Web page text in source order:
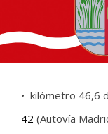
• kilómetro 46,6
42 (Autovía